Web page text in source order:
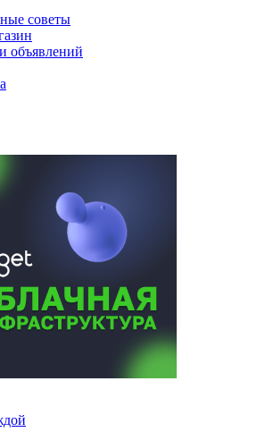
советы
объявлений